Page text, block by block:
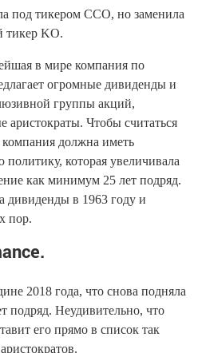
под тикером CCO, но заменила
тикер KO.
в мире компания по
огромные дивиденды и
группы акций,
аристократы. Чтобы считаться
должна иметь
которая увеличивала
как минимум 25 лет подряд.
дивиденды в 1963 году и
пор.
2018 года, что снова подняла
подряд. Неудивительно, что
его прямо в список так